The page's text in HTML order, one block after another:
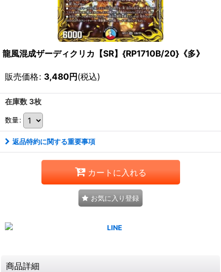
龍風混成ザーディクリカ【SR】{RP1710B/20}《多》
販売価格: 3,480円(税込)
在庫数 3枚
数量:
返品特約に関する重要事項
カートに入れる
お気に入り登録
商品詳細